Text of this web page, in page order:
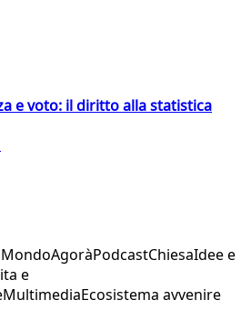
e voto: il diritto alla statistica
MondoAgoràPodcastChiesaIdee e
e
MultimediaEcosistema avvenire